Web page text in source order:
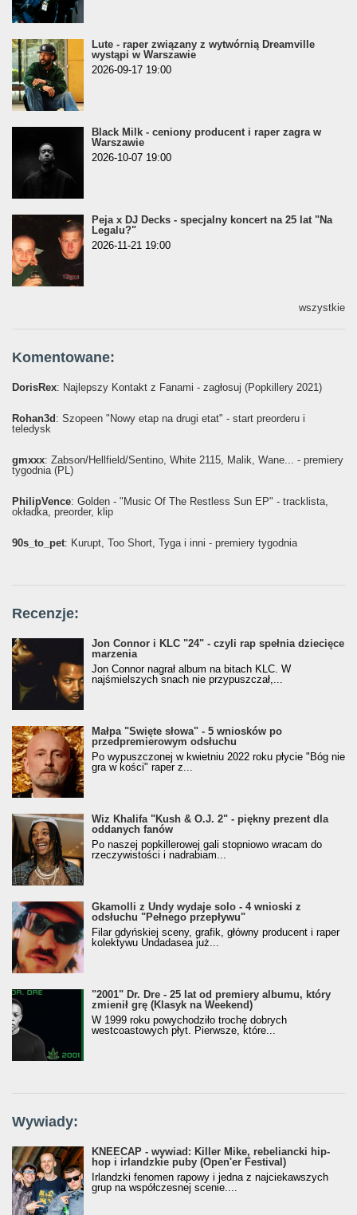
Lute - raper związany z wytwórnią Dreamville
wystąpi w Warszawie
2026-09-17 19:00
Black Milk - ceniony producent i raper zagra w
Warszawie
2026-10-07 19:00
Peja x DJ Decks - specjalny koncert na 25 lat "Na
Legalu?"
2026-11-21 19:00
wszystkie
Komentowane:
DorisRex: Najlepszy Kontakt z Fanami - zagłosuj (Popkillery 2021)
Rohan3d: Szopeen "Nowy etap na drugi etat" - start preorderu i
teledysk
gmxxx: Żabson/Hellfield/Sentino, White 2115, Malik, Wane... - premiery
tygodnia (PL)
PhilipVence: Golden - "Music Of The Restless Sun EP" - tracklista,
okładka, preorder, klip
90s_to_pet: Kurupt, Too Short, Tyga i inni - premiery tygodnia
Recenzje:
Jon Connor i KLC "24" - czyli rap spełnia dziecięce
marzenia
Jon Connor nagrał album na bitach KLC. W
najśmielszych snach nie przypuszczał,...
Małpa "Święte słowa" - 5 wniosków po
przedpremierowym odsłuchu
Po wypuszczonej w kwietniu 2022 roku płycie "Bóg nie
gra w kości" raper z...
Wiz Khalifa "Kush & O.J. 2" - piękny prezent dla
oddanych fanów
Po naszej popkillerowej gali stopniowo wracam do
rzeczywistości i nadrabiam...
Gkamolli z Undy wydaje solo - 4 wnioski z
odsłuchu "Pełnego przepływu"
Filar gdyńskiej sceny, grafik, główny producent i raper
kolektywu Undadasea już...
"2001" Dr. Dre - 25 lat od premiery albumu, który
zmienił grę (Klasyk na Weekend)
W 1999 roku powychodziło trochę dobrych
westcoastowych płyt. Pierwsze, które...
Wywiady:
KNEECAP - wywiad: Killer Mike, rebeliancki hip-
hop i irlandzkie puby (Open'er Festival)
Irlandzki fenomen rapowy i jedna z najciekawszych
grup na współczesnej scenie....